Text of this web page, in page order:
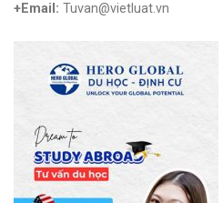
+Email: Tuvan@vietluat.vn